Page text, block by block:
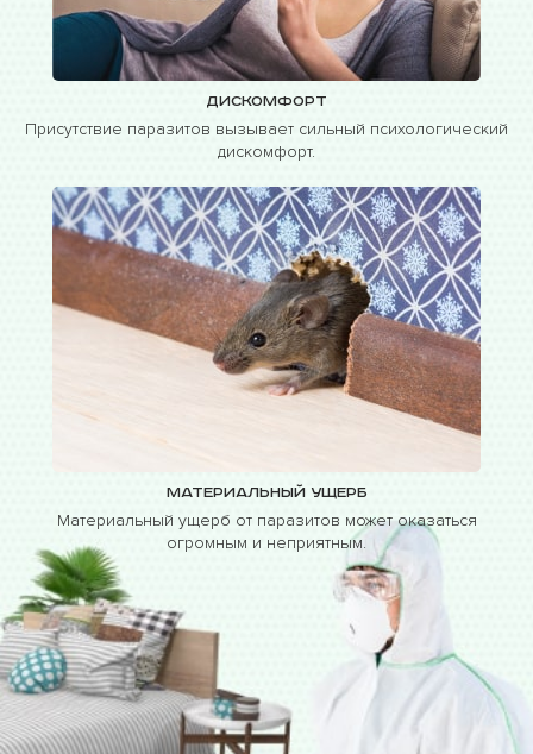
Дискомфорт
Присутствие паразитов вызывает сильный психологический
дискомфорт.
Материальный ущерб
Материальный ущерб от паразитов может оказаться
огромным и неприятным.